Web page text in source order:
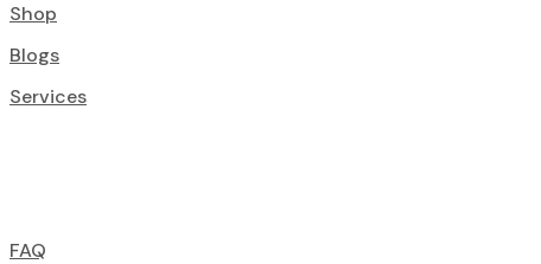
Shop
Blogs
Services
FAQ